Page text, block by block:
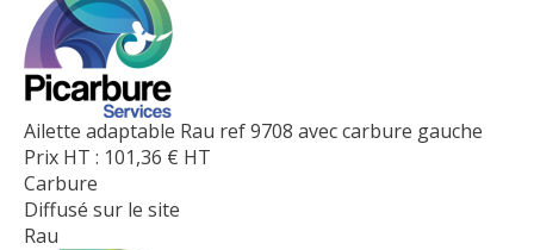
Ailette adaptable Rau ref 9708 avec carbure gauche
Prix HT : 101,36 € HT
Carbure
Diffusé sur le site
Rau